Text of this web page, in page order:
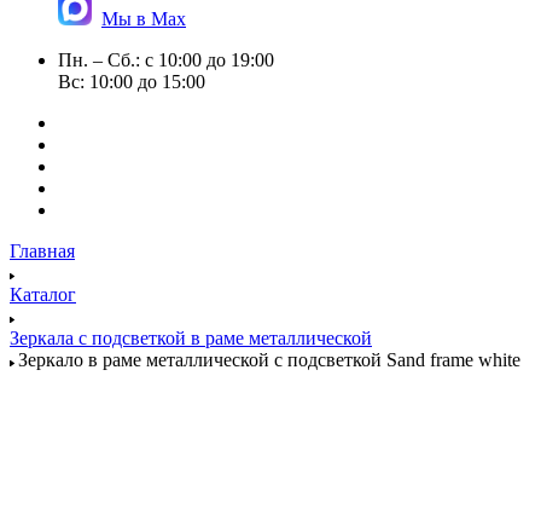
Мы в Max
Пн. – Сб.: с 10:00 до 19:00
Вс: 10:00 до 15:00
Главная
Каталог
Зеркала с подсветкой в раме металлической
Зеркало в раме металлической с подсветкой Sand frame white